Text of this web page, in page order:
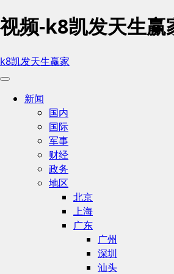
视频-k8凯发天生赢
k8凯发天生赢家
新闻
国内
国际
军事
财经
政务
地区
北京
上海
广东
广州
深圳
汕头